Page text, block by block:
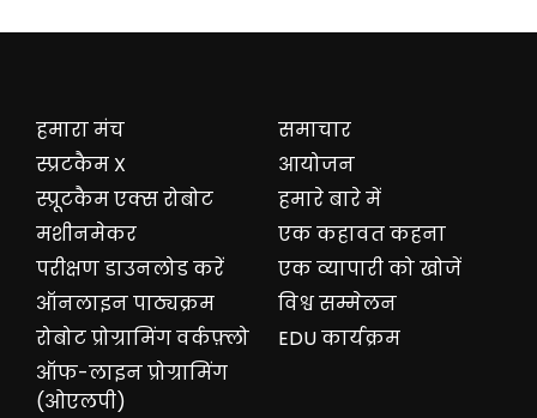
समाचार
आयोजन
हमारे बारे में
एक कहावत कहना
एक व्यापारी को खोजें
विश्व सम्मेलन
EDU कार्यक्रम
हमारा मंच
स्प्रटकैम X
स्प्रूटकैम एक्स रोबोट
मशीनमेकर
परीक्षण डाउनलोड करें
ऑनलाइन पाठ्यक्रम
रोबोट प्रोग्रामिंग वर्कफ़्लो
ऑफ-लाइन प्रोग्रामिंग
(ओएलपी)